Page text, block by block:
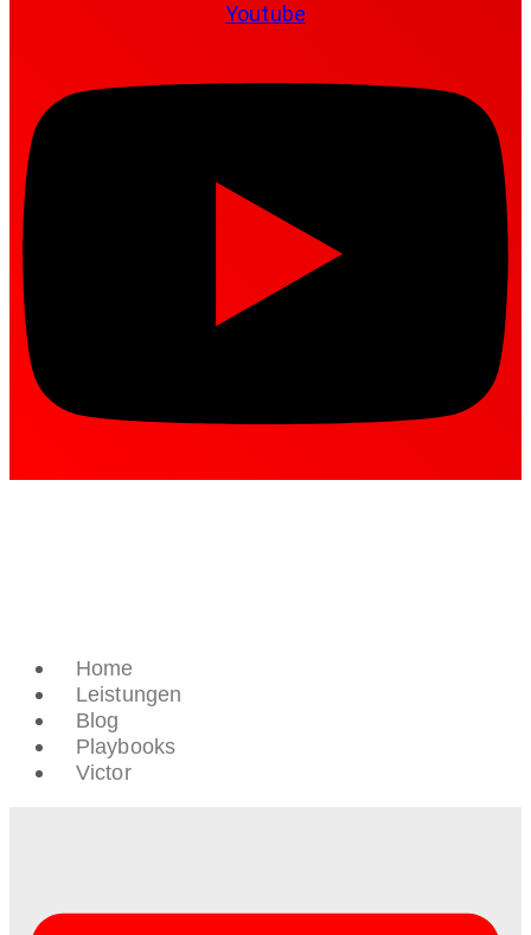
Youtube
Home
Leistungen
Blog
Playbooks
Victor